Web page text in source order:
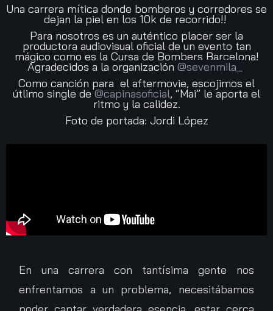
Una carrera mítica donde bomberos y corredores se
dejan la piel en los 10k de recorrido!!
Para nosotros es un auténtico placer ser la
productora audiovisual oficial de un evento tan
mágico como es la Cursa de Bombers Barcelona!
Agradecidos a la organización @sevenmila_
Como canción para el aftermovie, escojimos el
útlimo single de@capinasoficial, “Mai” le aporta el
ritmo y la calidez.
Foto de portada: Jordi López
En una carrera con tantísima gente nos
enfrentamos a un problema, necesitábamos